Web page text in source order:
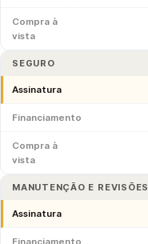
Compra à
vista
SEGURO
Assinatura
Financiamento
Compra à
vista
MANUTENÇÃO E REVISÕES
Assinatura
Financiamento